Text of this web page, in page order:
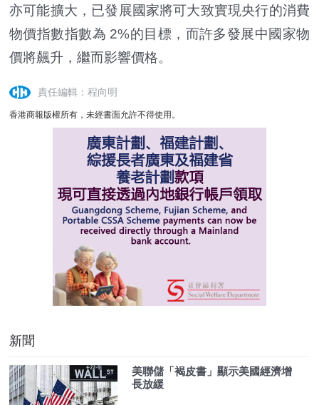
亦可能擴大，已發展國家將可大致實現央行的消費
物價指數指數為 2%的目標，而許多發展中國家物
價將飆升，繼而影響價格。
責任編輯：程向明
香港商報版權所有，未經書面允許不得使用。
新聞
美聯儲「褐皮書」顯示美國經濟增
長放緩